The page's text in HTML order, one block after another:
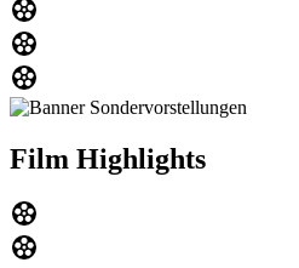
Film Highlights